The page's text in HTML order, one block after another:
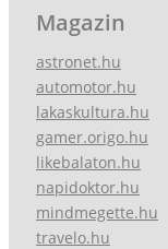
Magazin
astronet.hu
automotor.hu
lakaskultura.hu
gamer.origo.hu
likebalaton.hu
napidoktor.hu
mindmegette.hu
travelo.hu